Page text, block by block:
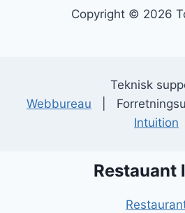
Copyright © 2026
Teknisk
Webbureau |
Intuition
Restauant